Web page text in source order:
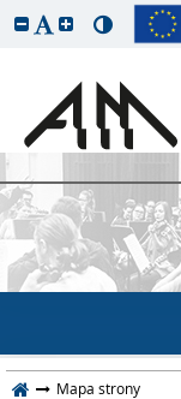
Mapa strony